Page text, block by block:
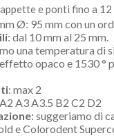
e ponti fino a
Ø: 95 mm con un
: dal 10 mm al 25 mm.
una temperatura di
opaco e 1530 °
: max 2
A3 A3.5 B2 C2 D2
: suggeriamo di
e Colorodent